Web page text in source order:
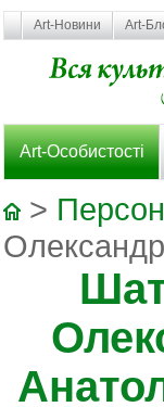
Art-Новини Art-
Art-Особистості
>